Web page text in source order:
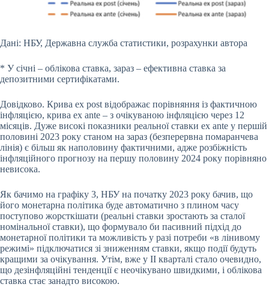
Дані: НБУ, Державна служба статистики, розрахунки автора
* У січні – облікова ставка, зараз – ефективна ставка за
депозитними сертифікатами.
Довідково. Крива ex post відображає порівняння із фактичною
інфляцією, крива ex ante – з очікуваною інфляцією через 12
місяців. Дуже високі показники реальної ставки ex ante у першій
половині 2023 року станом на зараз (безперервна помаранчева
лінія) є більш як наполовину фактичними, адже розбіжність
інфляційного прогнозу на першу половину 2024 року порівняно
невисока.
Як бачимо на графіку 3, НБУ на початку 2023 року бачив, що
його монетарна політика буде автоматично з плином часу
поступово жорсткішати (реальні ставки зростають за сталої
номінальної ставки), що формувало би пасивний підхід до
монетарної політики та можливість у разі потреби «в лінивому
режимі» підключатися зі зниженням ставки, якщо події будуть
кращими за очікування. Утім, вже у ІІ кварталі стало очевидно,
що дезінфляційні тенденції є неочікувано швидкими, і облікова
ставка стає занадто високою.